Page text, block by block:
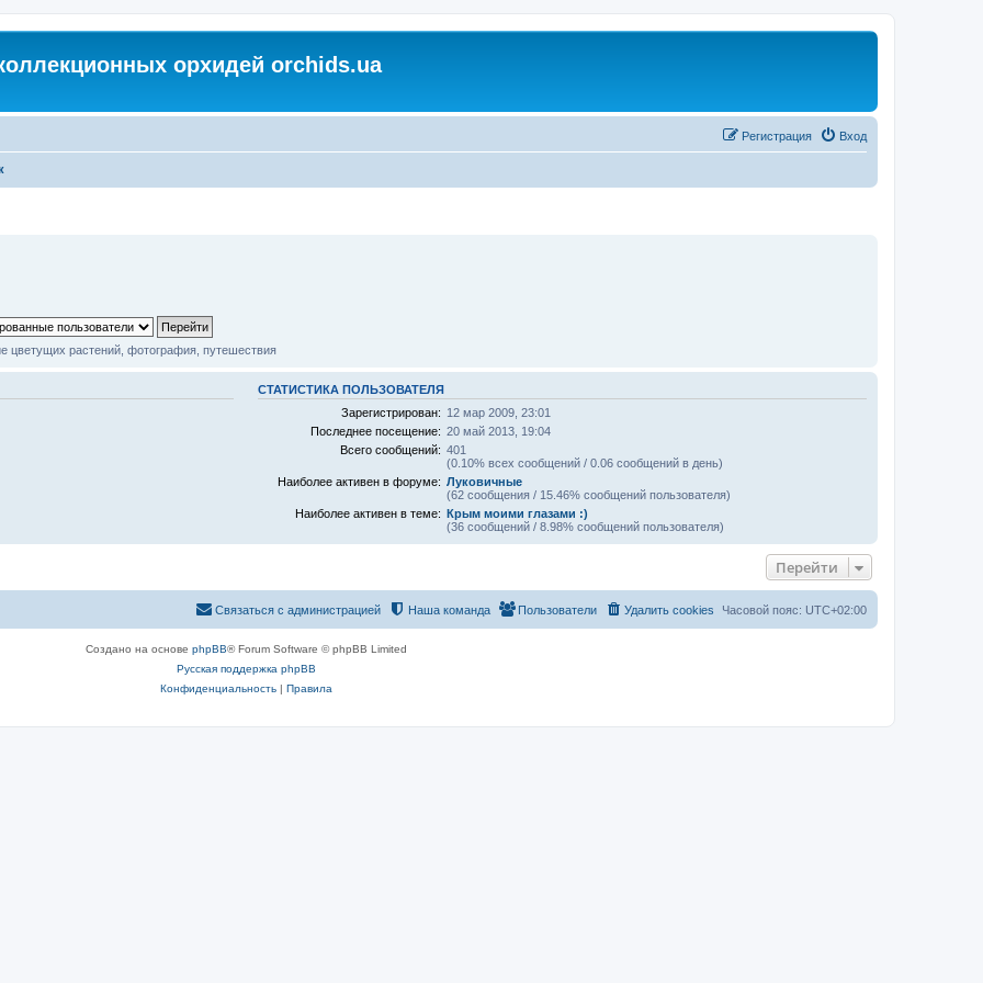
орхидей orchids.ua
Вход
Регистрация
цветущих растений, фотография, путешествия
СТАТИСТИКА ПОЛЬЗОВАТЕЛЯ
Зарегистрирован: 12 мар 2009, 23:01
Последнее посещение: 20 май 2013, 19:04
Всего сообщений: 401
(0.10% всех сообщений / 0.06 сообщений в день)
Наиболее активен в форуме: Луковичные
(62 сообщения / 15.46% сообщений пользователя)
Наиболее активен в теме: Крым моими глазами :)
(36 сообщений / 8.98% сообщений пользователя)
Перейти
Часовой пояс: UTC+02:00
Удалить cookies
Пользователи
Наша команда
Связаться с администрацией
Создано на основе phpBB® Forum Software © phpBB Limited
Русская поддержка phpBB
Конфиденциальность| Правила